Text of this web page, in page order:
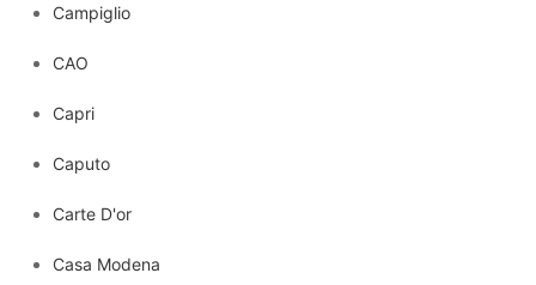
Campiglio
CAO
Capri
Caputo
Carte D'or
Casa Modena